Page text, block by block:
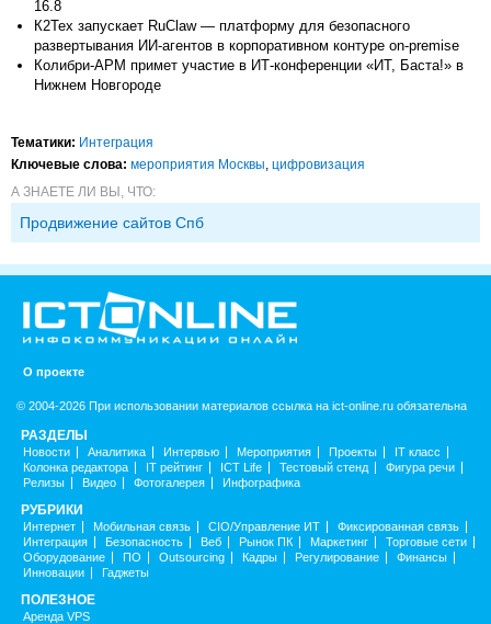
16.8
К2Тех запускает RuClaw — платформу для безопасного
развертывания ИИ-агентов в корпоративном контуре on-premise
Колибри-АРМ примет участие в ИТ-конференции «ИТ, Баста!» в
Нижнем Новгороде
Тематики: Интеграция
Ключевые слова: мероприятия Москвы цифровизация
А ЗНАЕТЕ ЛИ ВЫ, ЧТО:
Продвижение сайтов Спб
О проекте
© 2004-2026 При использовании материалов ссылка на ict-online.ru обязательна
РАЗДЕЛЫ
Новости Аналитика Интервью Мероприятия Проекты
IT класс
Колонка редактора
IT рейтинг ICT Life Тестовый стенд
Фигура речи
Релизы
Видео Фотогалерея Инфографика
РУБРИКИ
Интернет Мобильная связь CIO/Управление ИТ
Фиксированная связь
Интеграция
Безопасность Веб Рынок ПК Маркетинг
Торговые сети
Оборудование
ПО Outsourcing Кадры Регулирование
Финансы
Инновации
Гаджеты
ПОЛЕЗНОЕ
Аренда VPS